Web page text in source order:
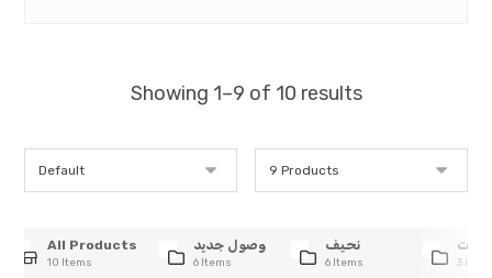
Showing 1–9 of 10 results
All Products
10 Items
وصول جديد
6 Items
نحيف
6 Items 3